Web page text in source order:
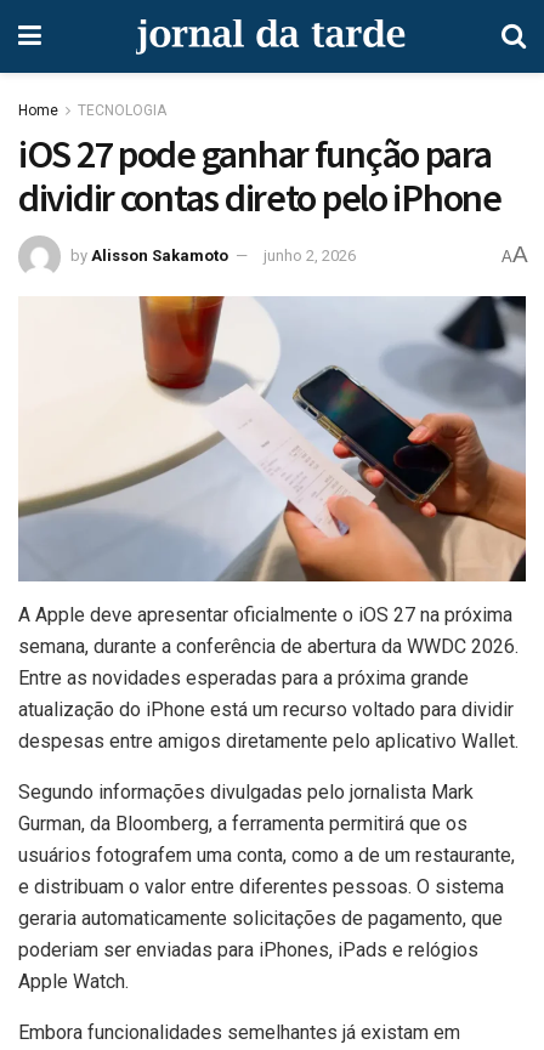
Home TECNOLOGIA
iOS 27 pode ganhar função para
dividir contas direto pelo iPhone
by Alisson Sakamoto junho 2, 2026 AA
A Apple deve apresentar oficialmente o iOS 27 na próxima
semana, durante a conferência de abertura da WWDC 2026.
Entre as novidades esperadas para a próxima grande
atualização do iPhone está um recurso voltado para dividir
despesas entre amigos diretamente pelo aplicativo Wallet.
Segundo informações divulgadas pelo jornalista Mark
Gurman, da Bloomberg, a ferramenta permitirá que os
usuários fotografem uma conta, como a de um restaurante,
e distribuam o valor entre diferentes pessoas. O sistema
geraria automaticamente solicitações de pagamento, que
poderiam ser enviadas para iPhones, iPads e relógios
Apple Watch.
Embora funcionalidades semelhantes já existam em